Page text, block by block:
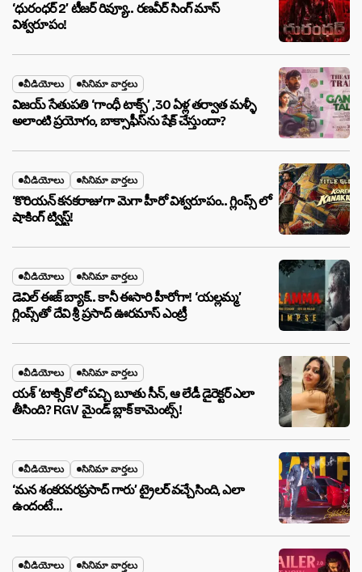
‘ధురంధర్ 2’ టీజర్ రివ్యూ.. రణవీర్ సింగ్ మాస్
విశ్వరూపం!
వీడియోలు సినిమా వార్తలు
విజయ్ సేతుపతి ‘గాంధీ టాక్స్’ ,30 ఏళ్ల తర్వాత మళ్ళీ
అలాంటి ప్రయోగం, బాక్సాఫీస్‌ను షేక్ చేస్తుందా?
వీడియోలు సినిమా వార్తలు
‘కొరియన్ కనకరాజు’గా మెగా హీరో విశ్వరూపం.. గ్లింప్స్ లో
షాకింగ్ ట్విస్ట్!
వీడియోలు సినిమా వార్తలు
డెవిల్ ఈజ్ బ్యాక్.. కానీ ఈసారి హీరోగా! ‘యల్లమ్మ’
గ్లింప్స్‌తో దేవి శ్రీ ప్రసాద్ ఊరమాస్ ఎంట్రీ
వీడియోలు సినిమా వార్తలు
యశ్ ‘టాక్సిక్’లో పచ్చి బూతు సీన్, ఆ లేడీ డైరెక్టర్ ఎలా
తీసింది? RGV మైండ్ బ్లాక్ కామెంట్స్!
వీడియోలు సినిమా వార్తలు
‘మన శంకరవరప్రసాద్ గారు’ ట్రైలర్ వచ్చేసింది, ఎలా
ఉందంటే…
వీడియోలు సినిమా వార్తలు